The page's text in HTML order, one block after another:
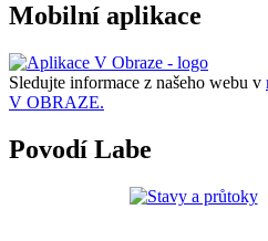
Mobilní aplikace
Sledujte informace z našeho webu v
V OBRAZE.
Povodí Labe